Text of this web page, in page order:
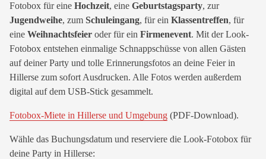
Fotobox für eine Hochzeit, eine Geburtstagsparty, zur
Jugendweihe, zum Schuleingang, für ein Klassentreffen, für
eine Weihnachtsfeier oder für ein Firmenevent. Mit der Look-
Fotobox entstehen einmalige Schnappschüsse von allen Gästen
auf deiner Party und tolle Erinnerungsfotos an deine Feier in
Hillerse zum sofort Ausdrucken. Alle Fotos werden außerdem
digital auf dem USB-Stick gesammelt.
Fotobox-Miete in Hillerse und Umgebung (PDF-Download).
Wähle das Buchungsdatum und reserviere die Look-Fotobox für
deine Party in Hillerse: